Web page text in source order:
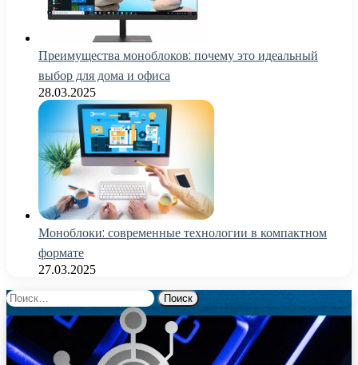
Преимущества моноблоков: почему это идеальный
выбор для дома и офиса
28.03.2025
Моноблоки: современные технологии в компактном
формате
27.03.2025
Найти: